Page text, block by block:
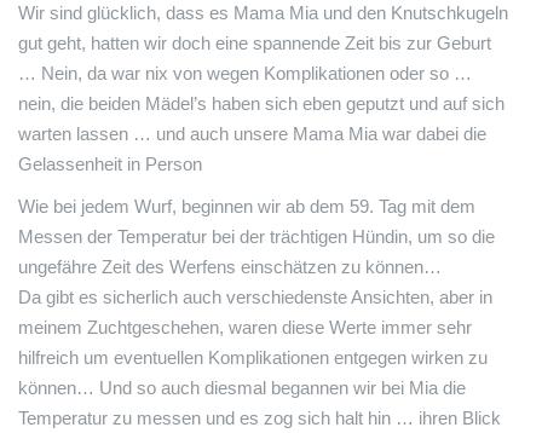
Wir sind glücklich, dass es Mama Mia und den Knutschkugeln
gut geht, hatten wir doch eine spannende Zeit bis zur Geburt
… Nein, da war nix von wegen Komplikationen oder so …
nein, die beiden Mädel’s haben sich eben geputzt und auf sich
warten lassen … und auch unsere Mama Mia war dabei die
Gelassenheit in Person
Wie bei jedem Wurf, beginnen wir ab dem 59. Tag mit dem
Messen der Temperatur bei der trächtigen Hündin, um so die
ungefähre Zeit des Werfens einschätzen zu können…
Da gibt es sicherlich auch verschiedenste Ansichten, aber in
meinem Zuchtgeschehen, waren diese Werte immer sehr
hilfreich um eventuellen Komplikationen entgegen wirken zu
können… Und so auch diesmal begannen wir bei Mia die
Temperatur zu messen und es zog sich halt hin … ihren Blick